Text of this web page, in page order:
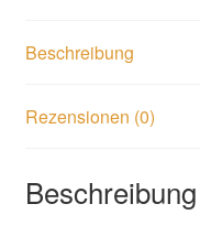
Beschreibung
Rezensionen (0)
Beschreibung